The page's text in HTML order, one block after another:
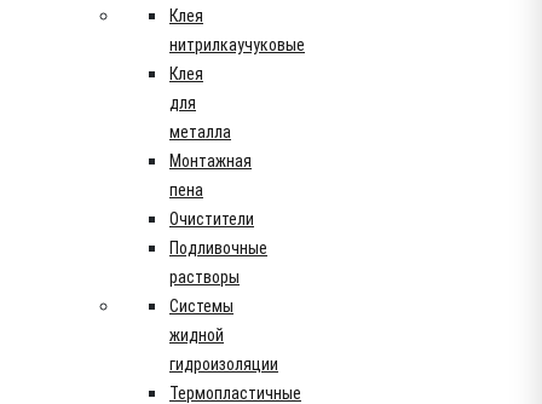
Клея
нитрилкаучуковые
Клея
для
металла
Монтажная
пена
Очистители
Подливочные
растворы
Системы
жидной
гидроизоляции
Термопластичные